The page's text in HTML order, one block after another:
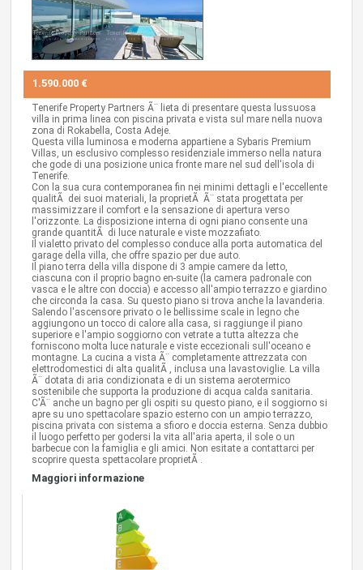
1.590.000 €
Tenerife Property Partners Ã¨ lieta di presentare questa lussuosa
villa in prima linea con piscina privata e vista sul mare nella nuova
zona di Rokabella, Costa Adeje.
Questa villa luminosa e moderna appartiene a Sybaris Premium
Villas, un esclusivo complesso residenziale immerso nella natura
che gode di una posizione unica fronte mare nel sud dell'isola di
Tenerife.
Con la sua cura contemporanea fin nei minimi dettagli e l'eccellente
qualitÃ dei suoi materiali, la proprietÃ Ã¨ stata progettata per
massimizzare il comfort e la sensazione di apertura verso
l'orizzonte. La disposizione interna di ogni piano consente una
grande quantitÃ di luce naturale e viste mozzafiato.
Il vialetto privato del complesso conduce alla porta automatica del
garage della villa, che offre spazio per due auto.
Il piano terra della villa dispone di 3 ampie camere da letto,
ciascuna con il proprio bagno en-suite (la camera padronale con
vasca e le altre con doccia) e accesso all'ampio terrazzo e giardino
che circonda la casa. Su questo piano si trova anche la lavanderia.
Salendo l'ascensore privato o le bellissime scale in legno che
aggiungono un tocco di calore alla casa, si raggiunge il piano
superiore e l'ampio soggiorno con vetrate a tutta altezza che
forniscono molta luce naturale e viste eccezionali sull'oceano e
montagne. La cucina a vista Ã¨ completamente attrezzata con
elettrodomestici di alta qualitÃ , inclusa una lavastoviglie. La villa
Ã¨ dotata di aria condizionata e di un sistema aerotermico
sostenibile che supporta la produzione di acqua calda sanitaria.
C'Ã¨ anche un bagno per gli ospiti su questo piano, e il soggiorno si
apre su uno spettacolare spazio esterno con un ampio terrazzo,
piscina privata con sistema a sfioro e doccia esterna. Senza dubbio
il luogo perfetto per godersi la vita all'aria aperta, il sole o un
barbecue con la famiglia e gli amici. Non esitate a contattarci per
scoprire questa spettacolare proprietÃ .
Maggiori informazione